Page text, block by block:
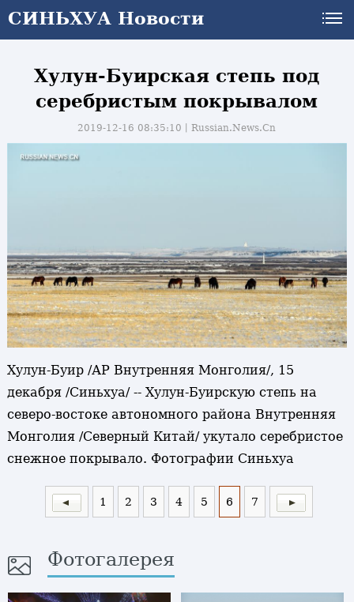
СИНЬХУА Новости
Хулун-Буирская степь под
серебристым покрывалом
2019-12-16 08:35:10丨Russian.News.Cn
Хулун-Буир /АР Внутренняя Монголия/, 15
декабря /Синьхуа/ -- Хулун-Буирскую степь на
северо-востоке автономного района Внутренняя
Монголия /Северный Китай/ укутало серебристое
снежное покрывало. Фотографии Синьхуа
1 2 3 4 5 6 7
Фотогалерея